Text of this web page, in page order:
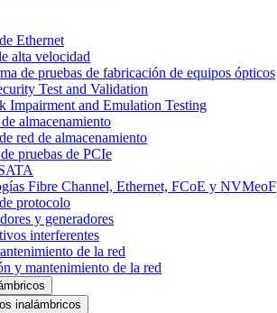
Ethernet
alta velocidad
de pruebas de fabricación de equipos ópticos
Test and Validation
Impairment and Emulation Testing
almacenamiento
red de almacenamiento
pruebas de PCIe
Fibre Channel, Ethernet, FCoE y NVMeoF
protocolo
y generadores
interferentes
de la red
y mantenimiento de la red
inalámbricos